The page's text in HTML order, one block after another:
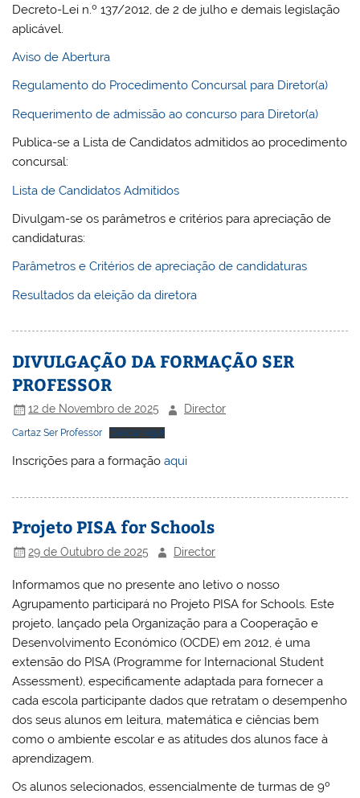
Decreto-Lei n.º 137/2012, de 2 de julho e demais legislação
aplicável.
Aviso de Abertura
Regulamento do Procedimento Concursal para Diretor(a)
Requerimento de admissão ao concurso para Diretor(a)
Publica-se a Lista de Candidatos admitidos ao procedimento
concursal:
Lista de Candidatos Admitidos
Divulgam-se os parâmetros e critérios para apreciação de
candidaturas:
Parâmetros e Critérios de apreciação de candidaturas
Resultados da eleição da diretora
DIVULGAÇÃO DA FORMAÇÃO SER
PROFESSOR
12 de Novembro de 2025 Director
Cartaz Ser Professor Descarregar
Inscrições para a formaçãoaqui
Projeto PISA for Schools
29 de Outubro de 2025 Director
Informamos que no presente ano letivo o nosso
Agrupamento participará no Projeto PISA for Schools. Este
projeto, lançado pela Organização para a Cooperação e
Desenvolvimento Económico (OCDE) em 2012, é uma
extensão do PISA (Programme for Internacional Student
Assessment), especificamente adaptada para fornecer a
cada escola participante dados que retratam o desempenho
dos seus alunos em leitura, matemática e ciências bem
como o ambiente escolar e as atitudes dos alunos face à
aprendizagem.
Os alunos selecionados, essencialmente de turmas de 9º